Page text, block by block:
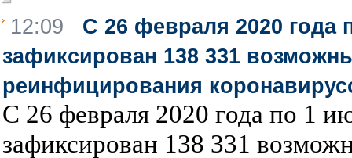
12:09 С 26 февраля 2020 года
зафиксирован 138 331
реинфицирования
С 26 февраля 2020 года по 1
зафиксирован 138 331